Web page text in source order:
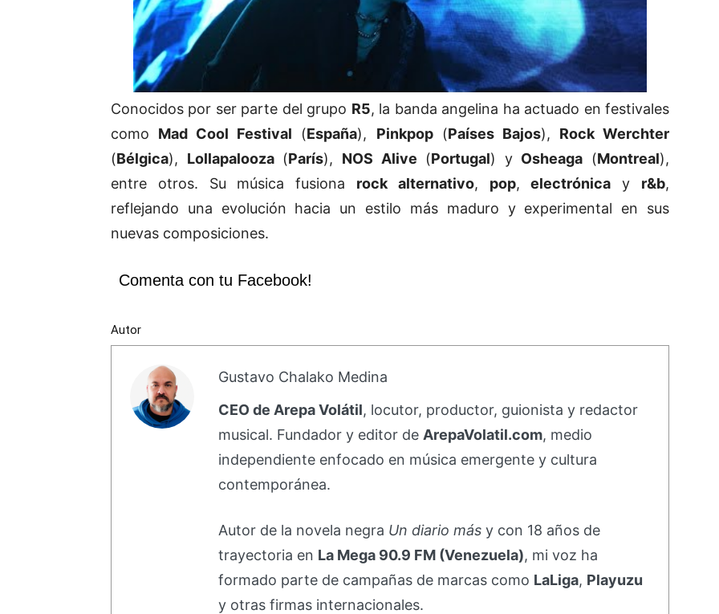
Conocidos por ser parte del grupo R5, la banda angelina ha actuado en festivales
como Mad Cool Festival (España), Pinkpop(Países Bajos), Rock Werchter
(Bélgica), Lollapalooza(París), NOS Alive (Portugal) y Osheaga (Montreal),
entre otros. Su música fusiona rock alternativo, pop,electrónica y r&b,
reflejando una evolución hacia un estilo más maduro y experimental en sus
nuevas composiciones.
Comenta con tu Facebook!
Autor
Gustavo Chalako Medina
CEO de Arepa Volátil, locutor, productor, guionista y redactor
musical. Fundador y editor de ArepaVolatil.com, medio
independiente enfocado en música emergente y cultura
contemporánea.
Autor de la novela negra Un diario másy con 18 años de
trayectoria en La Mega 90.9 FM (Venezuela), mi voz ha
formado parte de campañas de marcas como LaLiga, Playuzu
y otras firmas internacionales.